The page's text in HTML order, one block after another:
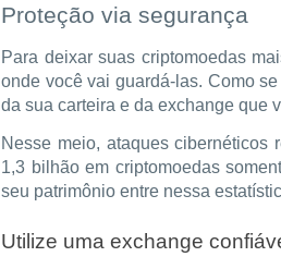
Proteção via segurança
Para deixar suas criptomoedas
onde você vai guardá-las. Como
da sua carteira e da exchange que
Nesse meio, ataques cibernéticos
1,3 bilhão em criptomoedas
seu patrimônio entre nessa
Utilize uma exchange